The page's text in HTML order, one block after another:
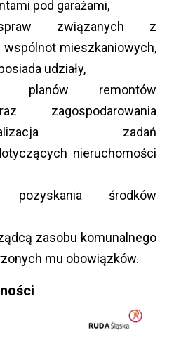
pod garażami,
związanych z
mieszkaniowych,
udziały,
planów remontów
zagospodarowania
zadań
nieruchomości
pozyskania środków
zasobu komunalnego
mu obowiązków.